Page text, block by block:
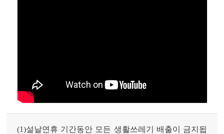
(1)설날연휴 기간동안 모든 생활쓰레기 배출이 금지됩